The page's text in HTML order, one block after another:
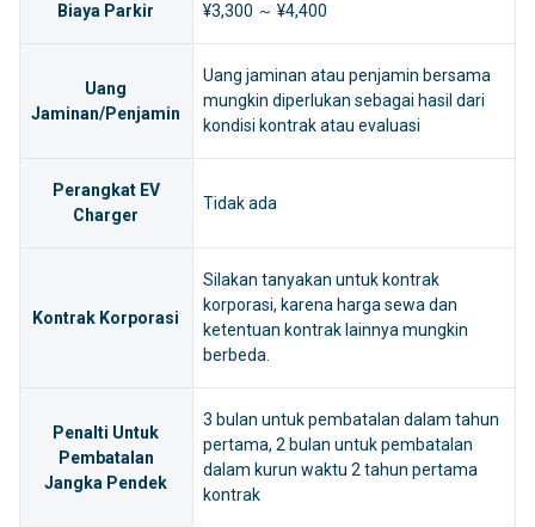
Biaya Parkir ¥3,300 ～ ¥4,400
Uang
Jaminan/Penjamin
Uang jaminan atau penjamin bersama
mungkin diperlukan sebagai hasil dari
kondisi kontrak atau evaluasi
Perangkat EV
Charger
Tidak ada
Kontrak Korporasi
Silakan tanyakan untuk kontrak
korporasi, karena harga sewa dan
ketentuan kontrak lainnya mungkin
berbeda.
Penalti Untuk
Pembatalan
Jangka Pendek
3 bulan untuk pembatalan dalam tahun
pertama, 2 bulan untuk pembatalan
dalam kurun waktu 2 tahun pertama
kontrak